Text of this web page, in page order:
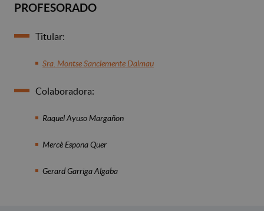
PROFESORADO
Titular:
Sra. Montse Sanclemente Dalmau
Colaboradora:
Raquel Ayuso Margañon
Mercè Espona Quer
Gerard Garriga Algaba